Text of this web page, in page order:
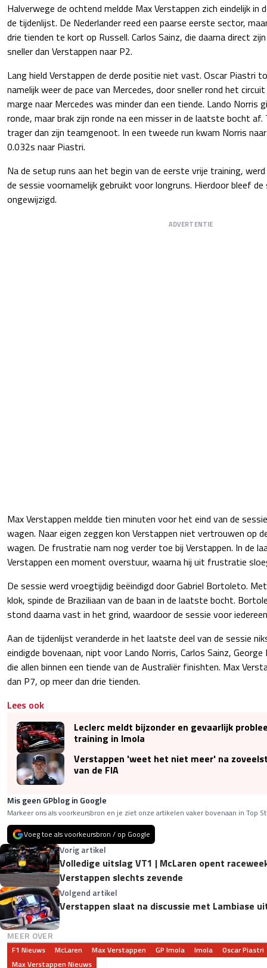
Halverwege de ochtend meldde Max Verstappen zich eindelijk in
de tijdenlijst. De Nederlander reed een paarse eerste sector,
drie tienden te kort op Russell. Carlos Sainz, die daarna direct
sneller dan Verstappen naar P2.
Lang hield Verstappen de derde positie niet vast. Oscar Piastri
namelijk weer de pace van Mercedes, door sneller rond het
marge naar Mercedes was minder dan een tiende. Lando Norris
ronde, maar brak zijn ronde na een misser in de laatste bocht
trager dan zijn teamgenoot. In een tweede run kwam Norris
0.032s naar Piastri.
Na de setup runs aan het begin van de eerste vrije training,
de sessie voornamelijk gebruikt voor longruns. Hierdoor bleef
ongewijzigd.
ADVERTENTIE
Max Verstappen meldde tien minuten voor het eind van de
wagen. Naar eigen zeggen kon Verstappen niet vertrouwen op
wagen. De frustratie nam nog verder toe bij Verstappen. In de
Verstappen een moment overstuur, waarna hij uit frustratie
De sessie werd vroegtijdig beëindigd door Gabriel Bortoleto.
klok, spinde de Braziliaan van de baan in de laatste bocht.
stond daarna vast in het grind, waardoor de sessie voor
Aan de tijdenlijst veranderde in het laatste deel van de sessie
eindigde bovenaan, nipt voor Lando Norris, Carlos Sainz,
die allen binnen een tiende van de Australiër finishten. Max
dan P7, op meer dan drie tienden.
Lees ook
Leclerc meldt bijzonder en gevaarlijk
training in Imola
Verstappen 'weet het niet meer' na
van de FIA
Mis geen GPblog in Google
Markeer ons als voorkeursbron en je ziet onze artikelen vaker bovenaan in Top
Voeg toe als voorkeursbron / op Google
Vorig artikel
Volledige uitslag VT1 | McLaren opent
Verstappen slechts zevende
Volgend artikel
Verstappen slaat na discussie met Lambiase
MEER OVER
F1 Nieuws McLaren Max Verstappen GP Imola Imola
Oscar Piastri
Max Verstappen Nieuws